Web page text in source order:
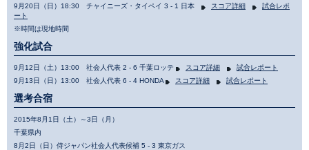
9月20日（日）18:30 チャイニーズ・タイペイ 3 - 1 日本
スコア詳細
試合レポ
ート
※時間は現地時間
強化試合
9月12日（土）13:00 社会人代表 2 - 6 千葉ロッテ スコア詳細
試合レポート
9月13日（日）13:00 社会人代表 6 - 4 HONDA
スコア詳細 試合レポート
選考合宿
2015年8月1日（土）～3日（月）
千葉県内
8月2日（日）侍ジャパン社会人代表候補 5 - 3 東京ガス